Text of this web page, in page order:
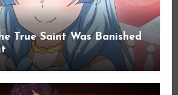
True Saint Was Banished